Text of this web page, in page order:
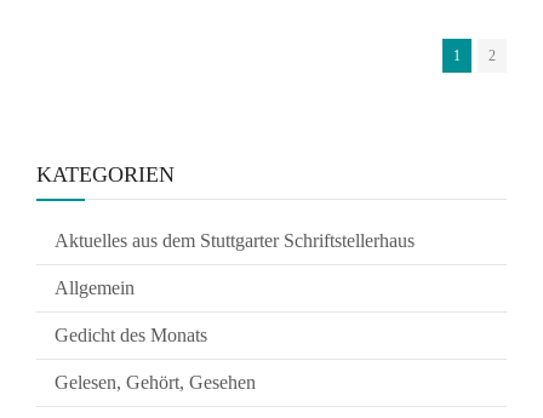
1 2
KATEGORIEN
Aktuelles aus dem Stuttgarter Schriftstellerhaus
Allgemein
Gedicht des Monats
Gelesen, Gehört, Gesehen